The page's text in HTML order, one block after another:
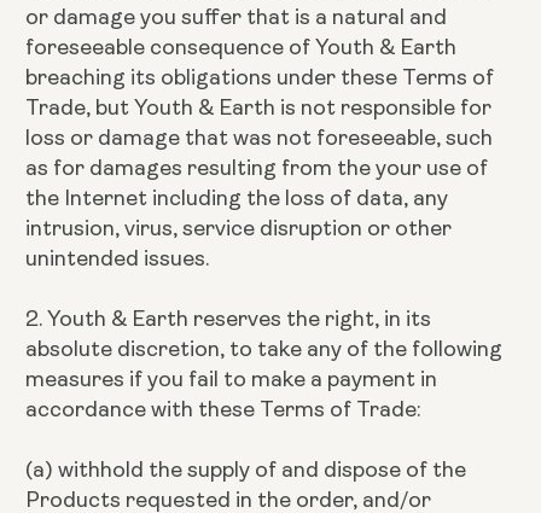
or damage you suffer that is a natural and
foreseeable consequence of Youth & Earth
breaching its obligations under these Terms of
Trade, but Youth & Earth is not responsible for
loss or damage that was not foreseeable, such
as for damages resulting from the your use of
the Internet including the loss of data, any
intrusion, virus, service disruption or other
unintended issues.
2. Youth & Earth reserves the right, in its
absolute discretion, to take any of the following
measures if you fail to make a payment in
accordance with these Terms of Trade:
(a) withhold the supply of and dispose of the
Products requested in the order, and/or